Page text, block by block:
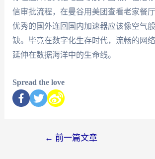
信审批流程，在曼谷用美团查看老家餐
优秀的国外连回国内加速器应该像空气
缺。毕竟在数字化生存时代，流畅的网
延伸在数据海洋中的生命线。
Spread the love
← 前一篇文章